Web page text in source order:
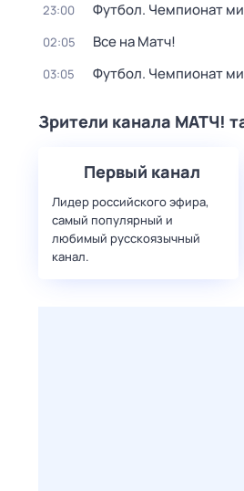
23:00 Футбол. Чемпионат
02:05 Все на Матч!
03:05 Футбол. Чемпионат
Зрители канала МАТЧ!
Первый канал
Лидер российского эфира,
самый популярный и
любимый русскоязычный
канал.